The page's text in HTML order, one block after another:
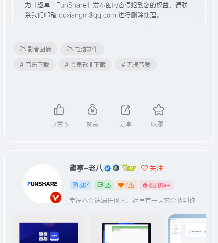
为「趣享·FunShare」发布的内容侵犯到您的权益，请联
系我们邮箱:quxiangm@qq.com 进行删除处理。
影音图像 电脑软件
# 音乐下载 # 会员歌曲下载 # 无损音质
点赞6 赞赏 分享 收藏 1
趣享-老八 关注
804 55 135 68.8W+
幸福不会遗漏任何人，迟早有一天它会找到你